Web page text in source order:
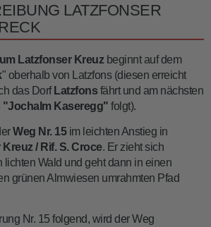
LATZFONSER
Latzfonser Kreuz beginnt auf dem
" oberhalb von Latzfons (diesen erreicht
das Dorf Latzfons fährt und am nächsten
"Jochalm Kaseregg" folgt).
Weg Nr. 15im leichten Anstieg in
/ Rif. S. Croce. Er zieht sich
lichten Wald und geht dann in einen
grünen Almwiesen umrahmten Pfad
Nr. 15 folgend, wird der Weg